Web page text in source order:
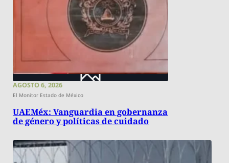
AGOSTO 6, 2026
El Monitor Estado de México
UAEMéx: Vanguardia en gobernanza
de género y políticas de cuidado